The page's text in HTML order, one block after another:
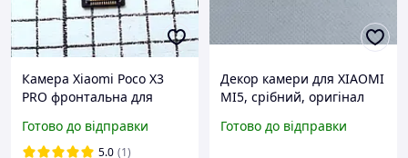
Камера Xiaomi Poco X3
PRO фронтальна для
Готово до відправки
5.0 (1)
Декор камери для XIAOMI
MI5, срібний, оригінал
Готово до відправки